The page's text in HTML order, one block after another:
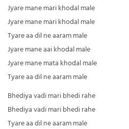
Jyare mane mari khodal male
Jyare mane mari khodal male
Tyare aa dil ne aaram male
Jyare mane aai khodal male
Jyare mane mata khodal male
Tyare aa dil ne aaram male
Bhediya vadi mari bhedi rahe
Bhediya vadi mari bhedi rahe
Tyare aa dil ne aaram male